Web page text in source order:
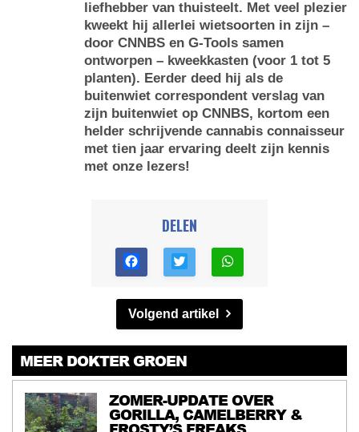
liefhebber van thuisteelt. Met veel plezier
kweekt hij allerlei wietsoorten in zijn –
door CNNBS en G-Tools samen
ontworpen – kweekkasten (voor 1 tot 5
planten). Eerder deed hij als de
buitenwiet correspondent verslag van
zijn buitenwiet op CNNBS, kortom een
helder schrijvende cannabis connaisseur
met tien jaar ervaring deelt zijn kennis
met onze lezers!
DELEN
Volgend artikel
MEER DOKTER GROEN
ZOMER-UPDATE OVER
GORILLA, CAMELBERRY &